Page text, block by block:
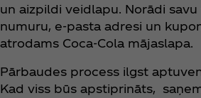
un aizpildi veidlapu. Norādi
numuru, e-pasta adresi un
atrodams Coca‑Cola mājaslapa.
Pārbaudes process ilgst
Kad viss būs apstiprināts,